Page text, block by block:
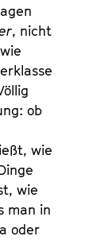
, nicht
ob
wie
wie
man in
oder